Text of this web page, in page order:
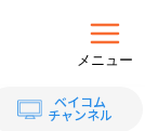
メニュー
ベイコム
チャンネル